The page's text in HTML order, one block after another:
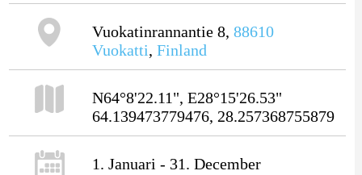
Vuokatinrannantie 8, 88610
Vuokatti, Finland
N64°8'22.11", E28°15'26.53"
64.139473779476, 28.257368755879
1. Januari - 31. December